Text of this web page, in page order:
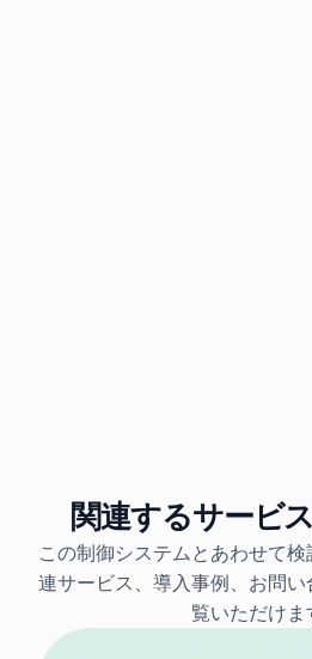
関連するサービ
この制御システムとあわせて
連サービス、導入事例、お問
覧いただけま